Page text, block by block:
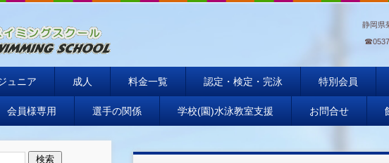
ングスクール
静岡県
☎
ュニア 成人 料金一覧 認定・検定・完泳 特別会員
会員様専用 選手の関係 学校(園)水泳教室支援 お問合せ